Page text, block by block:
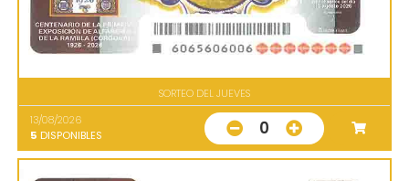
SORTEO DEL JUEVES
13/08/2026
5 DISPONIBLES 0